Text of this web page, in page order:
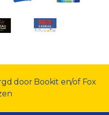
door Bookit en/of Fox